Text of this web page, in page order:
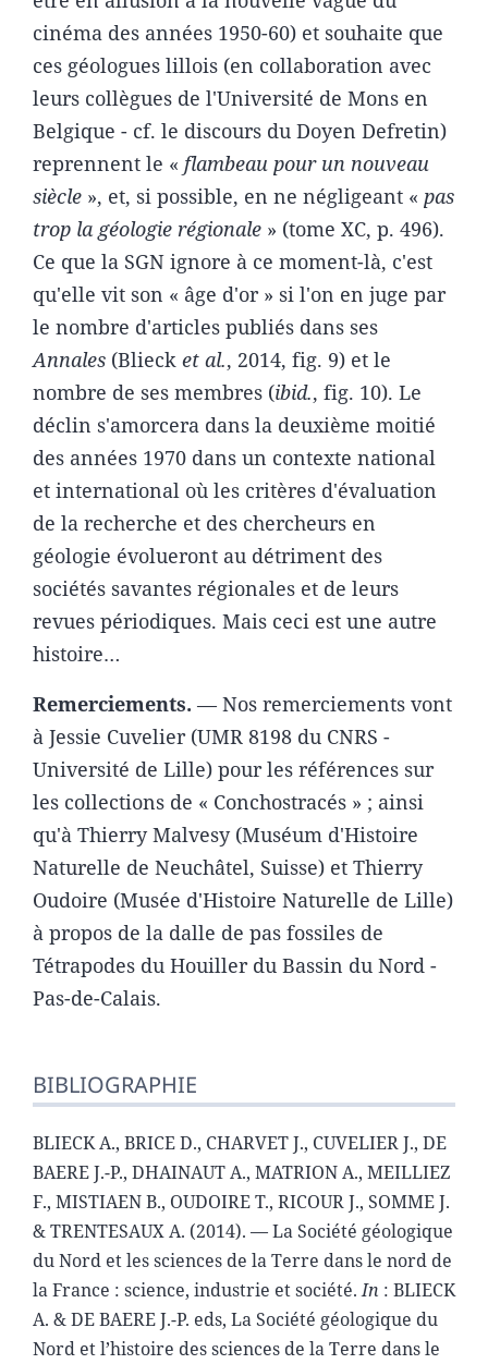
cinéma des années 1950-60) et souhaite que
ces géologues lillois (en collaboration avec
leurs collègues de l'Université de Mons en
Belgique - cf. le discours du Doyen Defretin)
reprennent le « flambeau pour un nouveau
siècle », et, si possible, en ne négligeant « pas
trop la géologie régionale » (tome XC, p. 496).
Ce que la SGN ignore à ce moment-là, c'est
qu'elle vit son « âge d'or » si l'on en juge par
le nombre d'articles publiés dans ses
Annales (Blieck et al., 2014, fig. 9) et le
nombre de ses membres (ibid., fig. 10). Le
déclin s'amorcera dans la deuxième moitié
des années 1970 dans un contexte national
et international où les critères d'évaluation
de la recherche et des chercheurs en
géologie évolueront au détriment des
sociétés savantes régionales et de leurs
revues périodiques. Mais ceci est une autre
histoire…
Remerciements. — Nos remerciements vont
à Jessie Cuvelier (UMR 8198 du CNRS -
Université de Lille) pour les références sur
les collections de « Conchostracés » ; ainsi
qu'à Thierry Malvesy (Muséum d'Histoire
Naturelle de Neuchâtel, Suisse) et Thierry
Oudoire (Musée d'Histoire Naturelle de Lille)
à propos de la dalle de pas fossiles de
Tétrapodes du Houiller du Bassin du Nord -
Pas-de-Calais.
BIBLIOGRAPHIE
BLIECK A., BRICE D., CHARVET J., CUVELIER J., DE
BAERE J.-P., DHAINAUT A., MATRION A., MEILLIEZ
F., MISTIAEN B., OUDOIRE T., RICOUR J., SOMME J.
& TRENTESAUX A. (2014). — La Société géologique
du Nord et les sciences de la Terre dans le nord de
la France : science, industrie et société.In : BLIECK
A. & DE BAERE J.-P. eds, La Société géologique du
Nord et l’histoire des sciences de la Terre dans le